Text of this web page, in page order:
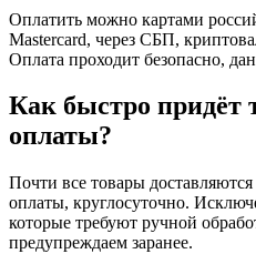
Оплатить можно картами
Mastercard, через СБП,
Оплата проходит безопасно,
Как быстро придёт
оплаты?
Почти все товары
оплаты, круглосуточно.
которые требуют ручной
предупреждаем заранее.